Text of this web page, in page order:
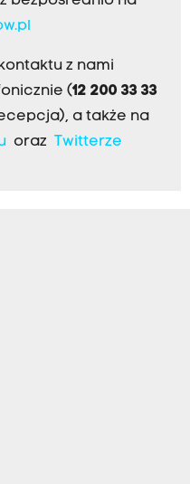
z nami
(12 200 33 33
a także na
oraz Twitterze